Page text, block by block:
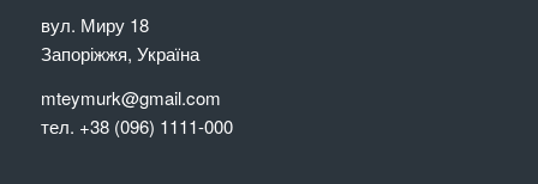
вул. Миру 18
Запоріжжя, Україна
mteymurk@gmail.com
тел. +38 (096) 1111-000